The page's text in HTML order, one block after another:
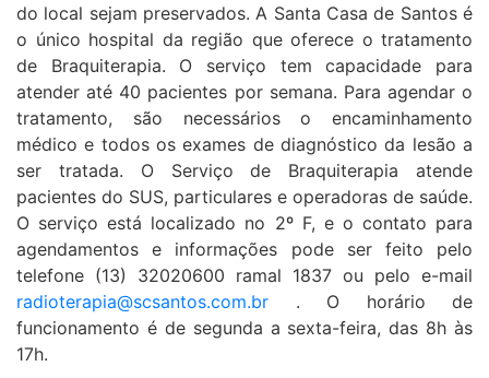
do local sejam preservados. A Santa Casa de Santos é
o único hospital da região que oferece o tratamento
de Braquiterapia. O serviço tem capacidade para
atender até 40 pacientes por semana. Para agendar o
tratamento, são necessários o encaminhamento
médico e todos os exames de diagnóstico da lesão a
ser tratada. O Serviço de Braquiterapia atende
pacientes do SUS, particulares e operadoras de saúde.
O serviço está localizado no 2º F, e o contato para
agendamentos e informações pode ser feito pelo
telefone (13) 32020600 ramal 1837 ou pelo e-mail
radioterapia@scsantos.com.br . O horário de
funcionamento é de segunda a sexta-feira, das 8h às
17h.